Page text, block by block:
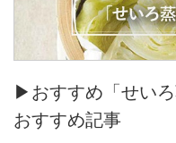
▶おすすめ「せい
おすすめ記事